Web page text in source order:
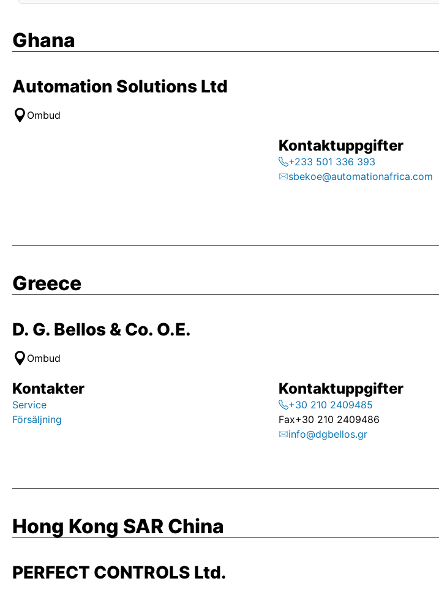
Ghana
Automation Solutions Ltd
Ombud
Kontaktuppgifter
+233 501 336 393
sbekoe@automationafrica.com
Greece
D. G. Bellos & Co. O.E.
Ombud
Kontakter
Service
Försäljning
Kontaktuppgifter
+30 210 2409485
Fax+30 210 2409486
info@dgbellos.gr
Hong Kong SAR China
PERFECT CONTROLS Ltd.